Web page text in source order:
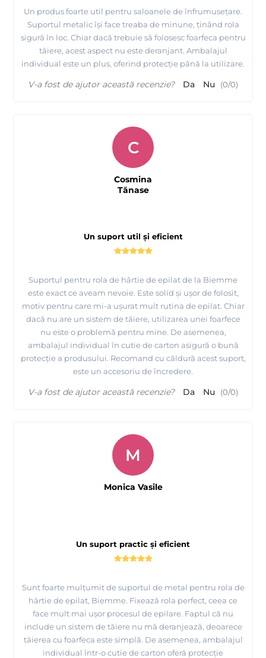
Un produs foarte util pentru saloanele de înfrumusețare.
Suportul metalic își face treaba de minune, ținând rola
sigură în loc. Chiar dacă trebuie să folosesc foarfeca pentru
tăiere, acest aspect nu este deranjant. Ambalajul
individual este un plus, oferind protecție până la utilizare.
V-a fost de ajutor această recenzie? Da Nu (0/0)
Un suport util și eficient
Suportul pentru rola de hârtie de epilat de la Biemme
este exact ce aveam nevoie. Este solid și ușor de folosit,
motiv pentru care mi-a ușurat mult rutina de epilat. Chiar
dacă nu are un sistem de tăiere, utilizarea unei foarfece
nu este o problemă pentru mine. De asemenea,
ambalajul individual în cutie de carton asigură o bună
protecție a produsului. Recomand cu căldură acest suport,
este un accesoriu de încredere.
C
Cosmina
Tănase
V-a fost de ajutor această recenzie? Da Nu (0/0)
Un suport practic și eficient
Sunt foarte mulțumit de suportul de metal pentru rola de
hârtie de epilat, Biemme. Fixează rola perfect, ceea ce
face mult mai ușor procesul de epilare. Faptul că nu
include un sistem de tăiere nu mă deranjează, deoarece
tăierea cu foarfeca este simplă. De asemenea, ambalajul
individual într-o cutie de carton oferă protecție
M
Monica Vasile